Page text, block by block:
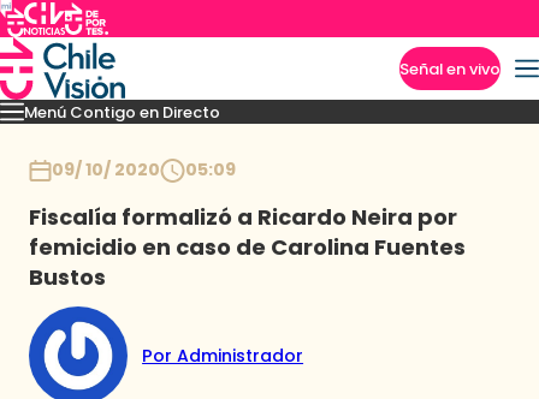
Señal en vivo
Menú Contigo en Directo
Momentos Novedades
09/ 10/ 2020 05:09
Fiscalía formalizó a Ricardo Neira por
femicidio en caso de Carolina Fuentes
Bustos
Por Administrador
Imperdibles